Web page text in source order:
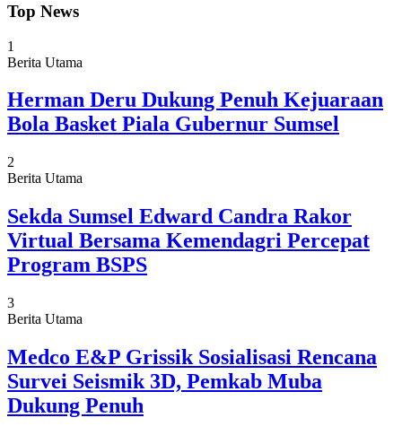
Top News
1
Berita Utama
Herman Deru Dukung Penuh Kejuaraan
Bola Basket Piala Gubernur Sumsel
2
Berita Utama
Sekda Sumsel Edward Candra Rakor
Virtual Bersama Kemendagri Percepat
Program BSPS
3
Berita Utama
Medco E&P Grissik Sosialisasi Rencana
Survei Seismik 3D, Pemkab Muba
Dukung Penuh